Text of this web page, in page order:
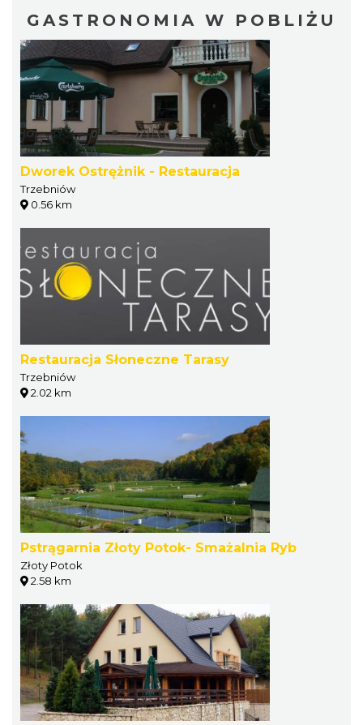
GASTRONOMIA W POBLIŻU
Dworek Ostrężnik - Restauracja
Trzebniów
0.56 km
Restauracja Słoneczne Tarasy
Trzebniów
2.02 km
Pstrągarnia Złoty Potok- Smażalnia Ryb
Złoty Potok
2.58 km